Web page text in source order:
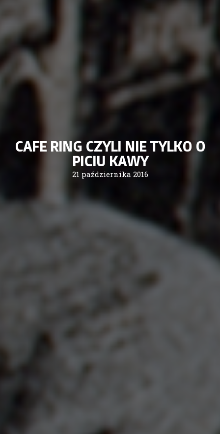
CAFE RING CZYLI NIE TYLKO O
PICIU KAWY
21 października 2016